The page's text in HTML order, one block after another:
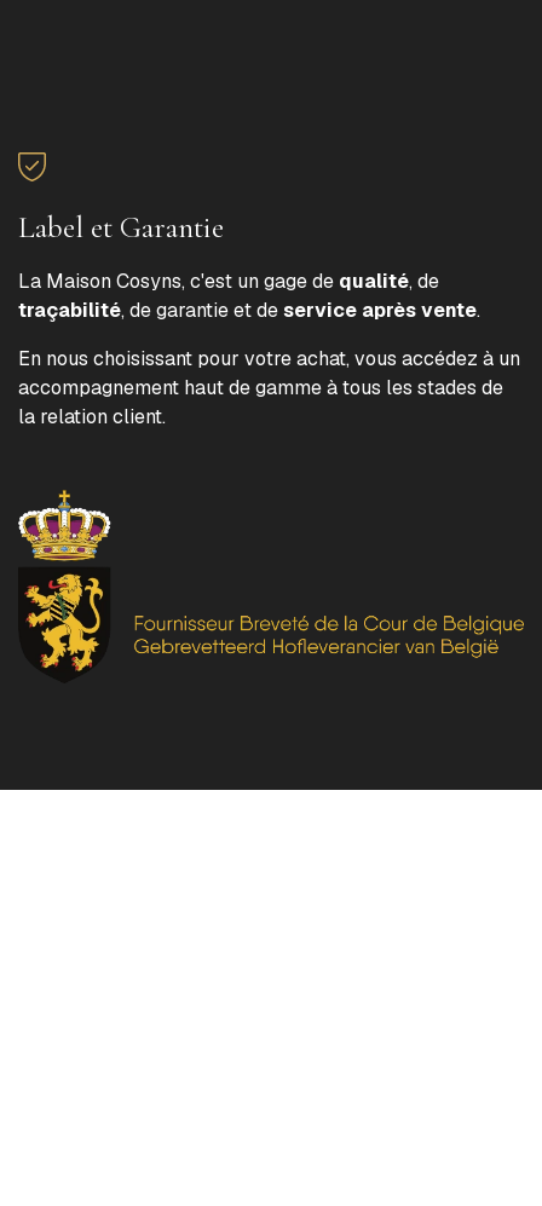
Label et Garantie
La Maison Cosyns, c'est un gage de qualité, de
traçabilité, de garantie et deservice après vente.
En nous choisissant pour votre achat, vous accédez à un
accompagnement haut de gamme à tous les stades de
la relation client.